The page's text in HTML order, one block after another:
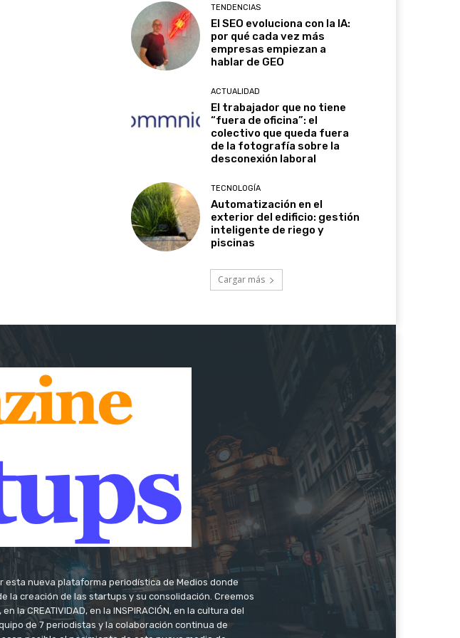
TENDENCIAS
El SEO evoluciona con la IA:
por qué cada vez más
empresas empiezan a
hablar de GEO
ACTUALIDAD
El trabajador que no tiene
“fuera de oficina”: el
colectivo que queda fuera
de la fotografía sobre la
desconexión laboral
TECNOLOGÍA
Automatización en el
exterior del edificio: gestión
inteligente de riego y
piscinas
Cargar más
esta nueva plataforma periodística de Medios donde
la creación de las startups y su consolidación. Creemos
la CREATIVIDAD, en la INSPIRACIÓN, en la cultura del
de 7 periodistas y la colaboración continua de